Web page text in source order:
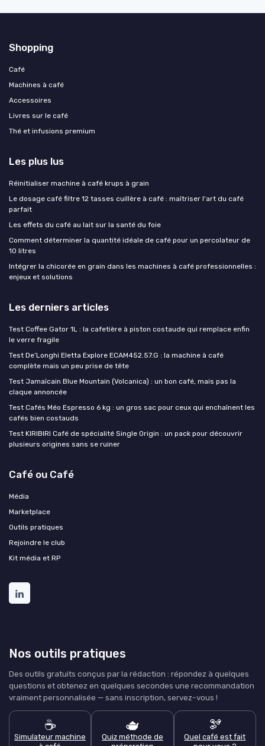
Shopping
Café
Machines à café
Accessoires
Livres sur le café
Thé et infusions premium
Les plus lus
Réinitialiser machine à café krups à grain
Le dosage café filtre 12 tasses cuillère à café : maîtriser l'art du café
parfait
Les effets du café au lait sur la santé du foie
Comment déterminer la quantité idéale de café pour un percolateur de
10 litres
Intégrer la chicorée en grain dans les machines à café professionnelles :
enjeux et solutions
Les derniers articles
Test Coffee Gator 1L : la cafetière à piston costaude qui remplace enfin
le verre fragile
Test De’Longhi Eletta Explore ECAM452.57.G : la machine à café
complète mais un peu prise de tête
Test Jamaïcain Blue Mountain (Volcanica) : un bon café, mais pas la
claque annoncée
Test Cafés Méo Espresso 6 kg : un gros sac pour ceux qui enchaînent les
cafés bien costauds
Test KIRIBIRI Café de spécialité Single Origin : un pack pour découvrir
plusieurs origines sans se ruiner
Café ou Café
Média
Marketplace
Outils pratiques
Rejoindre le club
Kit média et RP
Nos outils pratiques
Des outils gratuits conçus par la rédaction : répondez à quelques
questions et obtenez en quelques secondes une recommandation
vraiment personnalisée — sans inscription, servez-vous !
☕
Simulateur machine
🫖
Quiz méthode de
🫘
Quel café est fait